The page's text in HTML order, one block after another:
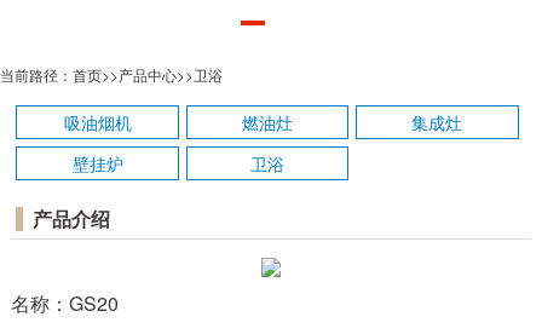
当前路径： 首页>>产品中心>>卫浴
吸油烟机 燃油灶
集成灶
壁挂炉
卫浴
产品介绍
名称：GS20